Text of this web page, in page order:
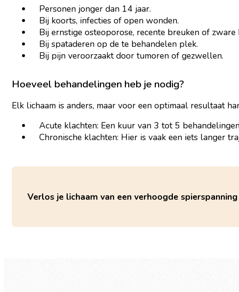
Personen jonger dan 14 jaar.
Bij koorts, infecties of open wonden.
Bij ernstige osteoporose, recente breuken of zware
Bij spataderen op de te behandelen plek.
Bij pijn veroorzaakt door tumoren of gezwellen.
Hoeveel behandelingen heb je nodig?
Elk lichaam is anders, maar voor een optimaal resultaat
Acute klachten: Een kuur van 3 tot 5
Chronische klachten: Hier is vaak een iets langer
Verlos je lichaam van een verhoogde